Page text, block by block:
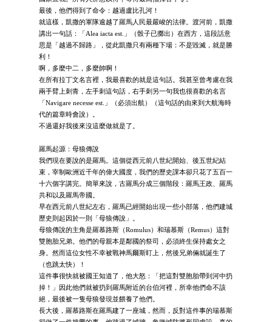
最後，他們得到了命令：越過盧比孔河！
就這樣，凱撒的軍隊逾越了羅馬人民最嚴峻的法律。渡河前，凱撒
講出一句話：「Alea iacta est.」（骰子已擲出）在西方，這段話意
思是「越過不歸路」，從此凱撒只有兩種下場：不是毀滅，就是勝
利！
啊，多麼中二，多麼帥啊！
在所有拉丁文名言裡，我最喜歡的就是這句話。我甚至曾考慮在我
兩手臂上刺青，左手刺這句話，右手刺另一句我也很喜歡的名言
「Navigare necesse est.」（必須出航）（這句話的由來到大航海時
代的篇章時會說）。
不過還好我後來沒這麼做就是了。
羅馬起源：母狼傳說
我們現在要說的是羅馬。這個從西元前八世紀開始、後五世紀結
束，宰制歐洲近千年的偉大國度，我們的歷史課本卻只花了五百一
十六個字講完。簡單來說，古羅馬分成三個階段：羅馬王政、羅馬
共和以及羅馬帝國。
早在西元前八世紀左右，羅馬已經開始出現一些小部落，他們建城
歷史則起因於一則「母狼傳說」。
母狼傳說的主角是羅慕路斯（Romulus）和瑞慕斯（Remus）這對
雙胞胎兄弟。他們的母親本是鄰國的祭司，必須終生保持處女之
身。然而這位女性不幸被戰神馬爾斯盯上，然後兄弟倆就誕生了
（也跳太快）！
這件事很快就被國王知道了，他大怒：「把這對雙胞胎帶到河中扔
掉！」因此他們就被扔到羅馬附近的台伯河裡，所幸他們命不該
絕，最後被一隻母狼發現並餵養了他們。
長大後，羅慕路斯在羅馬建了一座城，然而，反對這件事的瑞慕斯